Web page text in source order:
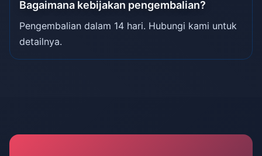
Bagaimana kebijakan pengembalian?
Pengembalian dalam 14 hari. Hubungi kami untuk
detailnya.